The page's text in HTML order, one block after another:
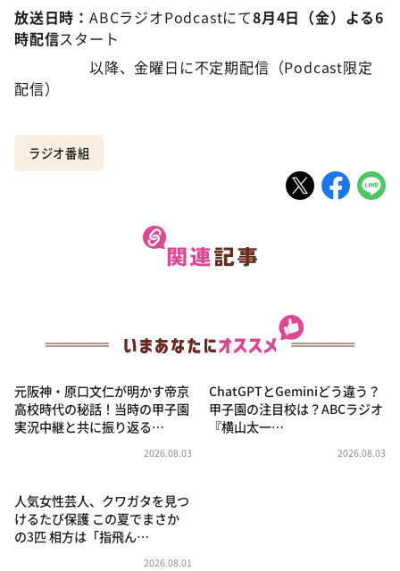
放送日時： ABCラジオPodcastにて8月4日（金）よる6
時配信スタート
以降、金曜日に不定期配信（Podcast限定
配信）
ラジオ番組
元阪神・原口文仁が明かす帝京
高校時代の秘話！当時の甲子園
実況中継と共に振り返る…
2026.08.03
ChatGPTとGeminiどう違う？
甲子園の注目校は？ABCラジオ
『横山太一…
2026.08.03
人気女性芸人、クワガタを見つ
けるたび保護 この夏でまさか
の3匹 相方は「指飛ん…
2026.08.01